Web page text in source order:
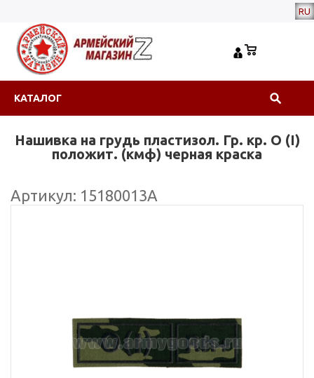
RU
КАТАЛОГ
Нашивка на грудь пластизол. Гр. кр. О (I)
положит. (кмф) черная краска
Артикул: 15180013А